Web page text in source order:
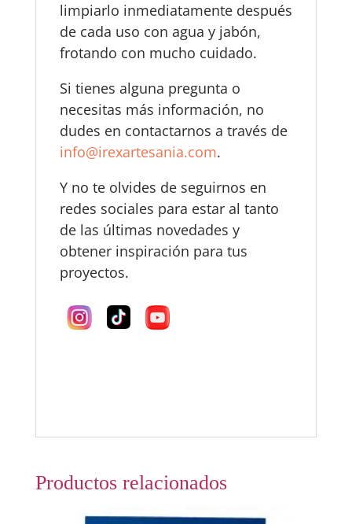
limpiarlo inmediatamente después
de cada uso con agua y jabón,
frotando con mucho cuidado.
Si tienes alguna pregunta o
necesitas más información, no
dudes en contactarnos a través de
info@irexartesania.com.
Y no te olvides de seguirnos en
redes sociales para estar al tanto
de las últimas novedades y
obtener inspiración para tus
proyectos.
Productos relacionados